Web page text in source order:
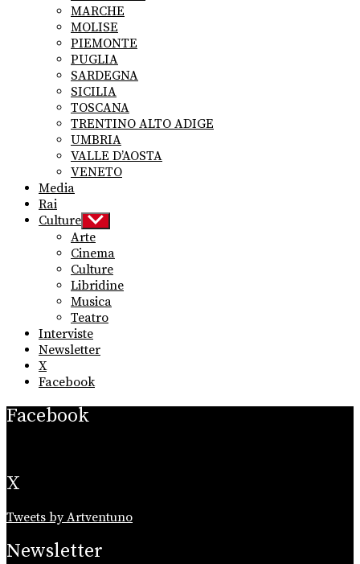
MARCHE
MOLISE
PIEMONTE
PUGLIA
SARDEGNA
SICILIA
TOSCANA
TRENTINO ALTO ADIGE
UMBRIA
VALLE D’AOSTA
VENETO
Media
Rai
Culture Show
sub
menu
Arte
Cinema
Culture
Libridine
Musica
Teatro
Interviste
Newsletter
X
Facebook
Facebook
X
Tweets by Artventuno
Newsletter